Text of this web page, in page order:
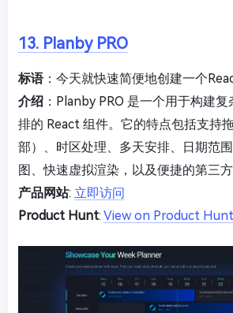
13. Planby PRO
标语：今天就快速简便地创建一个
介绍 ：Planby PRO 是一个用于构建
排的 React 组件。它的特点包括支持
部）、时区处理、多天安排、日期范
图、快速虚拟渲染，以及便捷的第三方
产品网站: 立即访问
Product Hunt: View on Product Hunt